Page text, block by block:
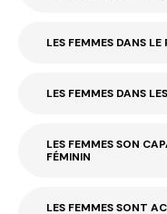
LES FEMMES DANS
LES FEMMES DANS
LES FEMMES SON
FÉMININ
LES FEMMES SONT